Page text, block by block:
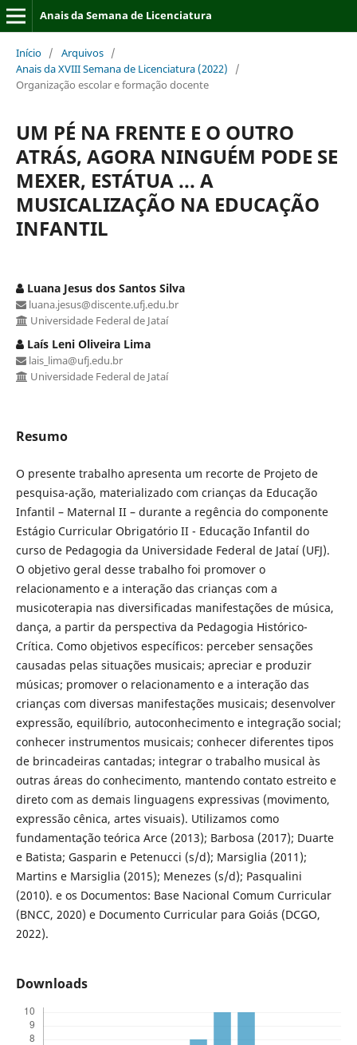
Anais da Semana de Licenciatura
Início / Arquivos /
Anais da XVIII Semana de Licenciatura (2022)
/
Organização escolar e formação docente
UM PÉ NA FRENTE E O OUTRO
ATRÁS, AGORA NINGUÉM PODE SE
MEXER, ESTÁTUA ... A
MUSICALIZAÇÃO NA EDUCAÇÃO
INFANTIL
Luana Jesus dos Santos Silva
luana.jesus@discente.ufj.edu.br
Universidade Federal de Jataí
Laís Leni Oliveira Lima
lais_lima@ufj.edu.br
Universidade Federal de Jataí
Resumo
O presente trabalho apresenta um recorte de Projeto de
pesquisa-ação, materializado com crianças da Educação
Infantil – Maternal II – durante a regência do componente
Estágio Curricular Obrigatório II - Educação Infantil do
curso de Pedagogia da Universidade Federal de Jataí (UFJ).
O objetivo geral desse trabalho foi promover o
relacionamento e a interação das crianças com a
musicoterapia nas diversificadas manifestações de música,
dança, a partir da perspectiva da Pedagogia Histórico-
Crítica. Como objetivos específicos: perceber sensações
causadas pelas situações musicais; apreciar e produzir
músicas; promover o relacionamento e a interação das
crianças com diversas manifestações musicais; desenvolver
expressão, equilíbrio, autoconhecimento e integração social;
conhecer instrumentos musicais; conhecer diferentes tipos
de brincadeiras cantadas; integrar o trabalho musical às
outras áreas do conhecimento, mantendo contato estreito e
direto com as demais linguagens expressivas (movimento,
expressão cênica, artes visuais). Utilizamos como
fundamentação teórica Arce (2013); Barbosa (2017); Duarte
e Batista; Gasparin e Petenucci (s/d); Marsiglia (2011);
Martins e Marsiglia (2015); Menezes (s/d); Pasqualini
(2010). e os Documentos: Base Nacional Comum Curricular
(BNCC, 2020) e Documento Curricular para Goiás (DCGO,
2022).
Downloads